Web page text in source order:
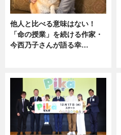
他人と比べる意味はない！
「命の授業」を続ける作家・
今西乃子さんが語る幸…